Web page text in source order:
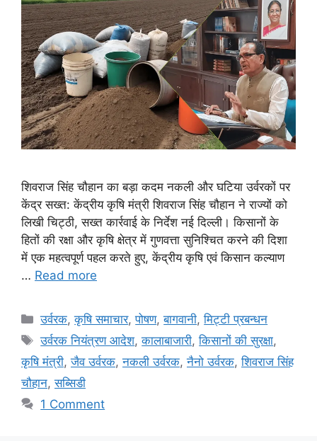
शिवराज सिंह चौहान का बड़ा कदम नकली और घटिया उर्वरकों पर
केंद्र सख्त: केंद्रीय कृषि मंत्री शिवराज सिंह चौहान ने राज्यों को
लिखी चिट्ठी, सख्त कार्रवाई के निर्देश नई दिल्ली। किसानों के
हितों की रक्षा और कृषि क्षेत्र में गुणवत्ता सुनिश्चित करने की दिशा
में एक महत्वपूर्ण पहल करते हुए, केंद्रीय कृषि एवं किसान कल्याण
… Read more
उर्वरक,कृषि समाचार,पोषण,बागवानी,मि‌ट्टी प्रबन्धन
उर्वरक नियंत्रण आदेश,कालाबाजारी,किसानों की सुरक्षा,
कृषि मंत्री,जैव उर्वरक,नकली उर्वरक,नैनो उर्वरक,शिवराज सिंह
चौहान,सब्सिडी
1 Comment